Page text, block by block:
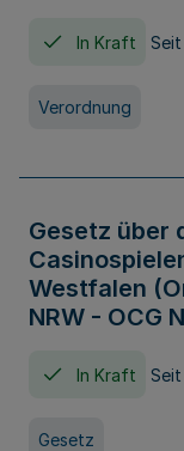
In Kraft
Verordnung
Gesetz über
Westfalen
NRW - OCG
In Kraft
Gesetz